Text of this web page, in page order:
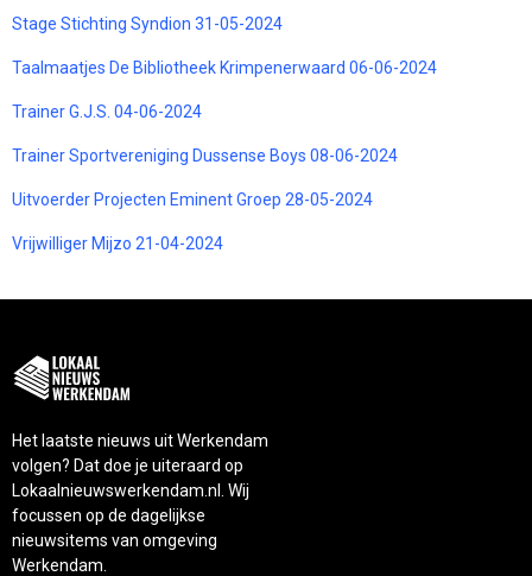
Stage Stichting Syndion 31-05-2024
Taalmaatjes De Bibliotheek Krimpenerwaard 06-06-2024
Trainer G.J.S. 04-06-2024
Trainer Sportvereniging Dussense Boys 08-06-2024
Uitvoerder Projecten Eminent Groep 28-05-2024
Vrijwilliger Mijzo 21-04-2024
Het laatste nieuws uit Werkendam
volgen? Dat doe je uiteraard op
Lokaalnieuwswerkendam.nl. Wij
focussen op de dagelijkse
nieuwsitems van omgeving
Werkendam.